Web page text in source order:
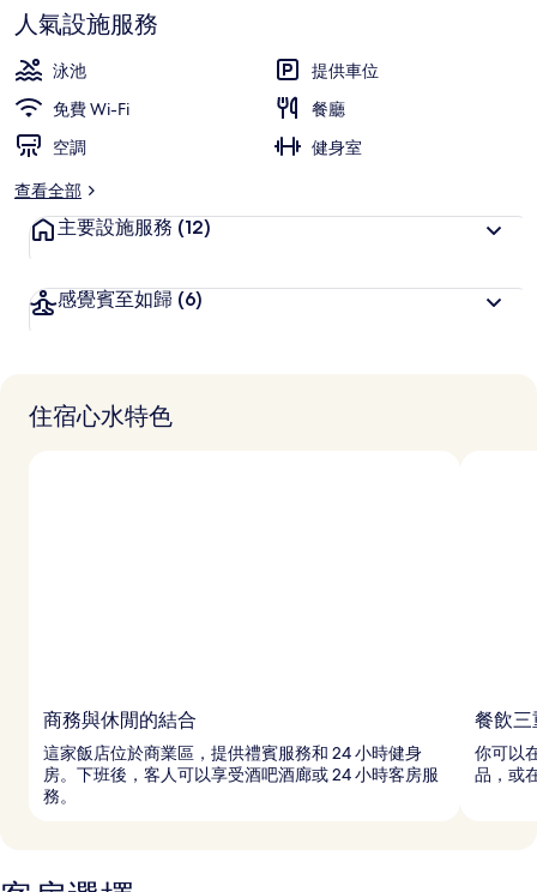
人氣設施服務
泳池
提供車位
免費 Wi-Fi
餐廳
空調
健身室
查看全部
主要設施服務 (12)
感覺賓至如歸 (6)
住宿心水特色
商務與休閒的結合
這家飯店位於商業區，提供禮賓服務和 24 小時健身
房。下班後，客人可以享受酒吧酒廊或 24 小時客房服
務。
餐飲三
你可以
品，或